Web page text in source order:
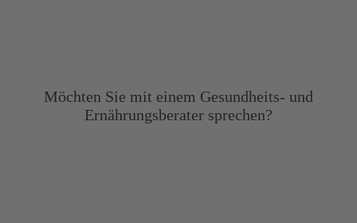
Möchten Sie mit einem Gesundheits- und
Ernährungsberater sprechen?